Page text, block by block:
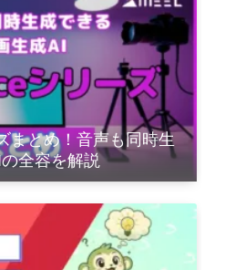
まとめ！音声も同時生
全容を解説